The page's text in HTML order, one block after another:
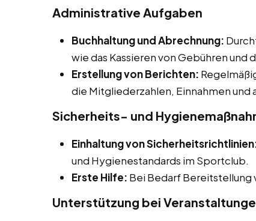
Administrative Aufgaben
Buchhaltung und Abrechnung:
wie das Kassieren von Gebühren und
Erstellung von Berichten:
die Mitgliederzahlen, Einnahmen und
Sicherheits- und
Einhaltung von
und Hygienestandards im Sportclub.
Erste Hilfe: Bei Bedarf
Unterstützung bei